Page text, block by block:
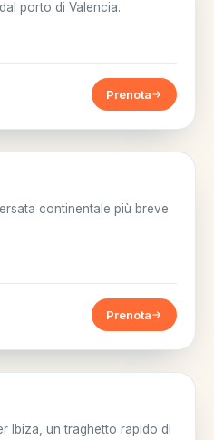
porto di Valencia.
Prenota
continentale più breve
Prenota
Ibiza, un traghetto rapido di